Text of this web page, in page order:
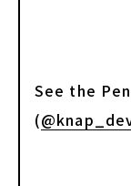
See the Pen
(